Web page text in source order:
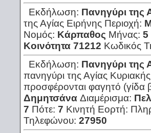
Εκδήλωση: Πανηγύρι της
της Αγίας Ειρήνης Περιοχή:
Νομός: Κάρπαθος Μήνας: 5
Κοινότητα 71212 Κωδικός
Εκδήλωση: Πανηγύρι της
πανηγύρι της Αγίας
προσφέρονται φαγητό (γίδα
Δημητσάνα Διαμέρισμα:
7 Πότε: 7 Κινητή Εορτή:
Τηλεφώνου: 27950